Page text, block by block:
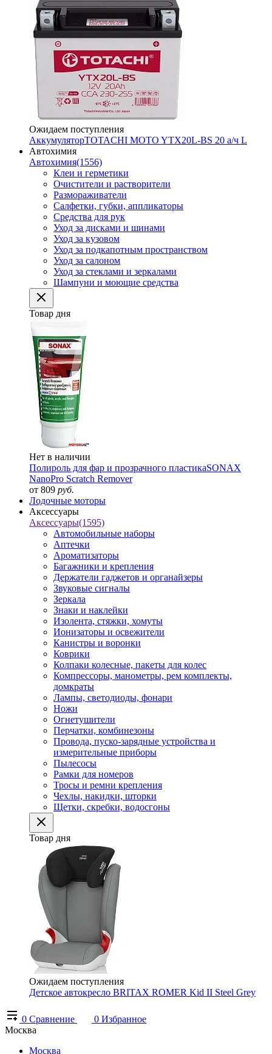
Ожидаем поступления
АккумуляторTOTACHI MOTO YTX20L-BS 20 а/ч L
Автохимия
Автохимия(1556)
Клеи и герметики
Очистители и растворители
Размораживатели
Салфетки, губки, аппликаторы
Средства для рук
Уход за дисками и шинами
Уход за кузовом
Уход за подкапотным пространством
Уход за салоном
Уход за стеклами и зеркалами
Шампуни и моющие средства
Товар дня
Нет в наличии
Полироль для фар и прозрачного пластикаSONAX
NanoPro Scratch Remover
от 809 руб.
Лодочные моторы
Аксессуары
Аксессуары(1595)
Автомобильные наборы
Аптечки
Ароматизаторы
Багажники и крепления
Держатели гаджетов и органайзеры
Звуковые сигналы
Зеркала
Знаки и наклейки
Изолента, стяжки, хомуты
Ионизаторы и освежители
Канистры и воронки
Коврики
Колпаки колесные, пакеты для колес
Компрессоры, манометры, рем комплекты,
домкраты
Лампы, светодиоды, фонари
Ножи
Огнетушители
Перчатки, комбинезоны
Провода, пуско-зарядные устройства и
измерительные приборы
Пылесосы
Рамки для номеров
Тросы и ремни крепления
Чехлы, накидки, шторки
Щетки, скребки, водосгоны
Товар дня
Ожидаем поступления
Детское автокресло BRITAX ROMER Kid II Steel Grey
0 Сравнение 0 Избранное
Москва
Москва